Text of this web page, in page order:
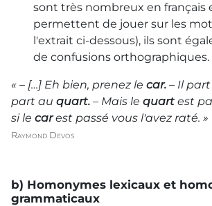
sont très nombreux en français
permettent de jouer sur les
l'extrait ci-dessous), ils sont
de confusions orthographiques.
« – […] Eh bien, prenez le car. – Il
part au quart. – Mais le quart est
si le carest passé vous l'avez raté. »
Raymond Devos
b) Homonymes lexicaux et
grammaticaux